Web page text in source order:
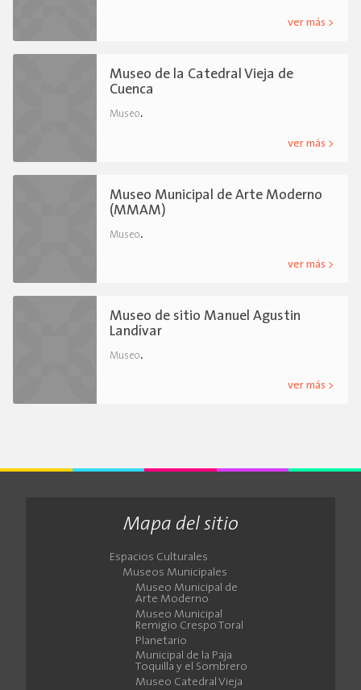
ver más >
Museo de la Catedral Vieja de
Cuenca
Museo.
ver más >
Museo Municipal de Arte Moderno
(MMAM)
Museo.
ver más >
Museo de sitio Manuel Agustin
Landívar
Museo.
ver más >
Mapa del sitio
Espacios Culturales
Museos Municipales
Museo Municipal de
Arte Moderno
Museo Municipal
Remigio Crespo Toral
Planetario
Municipal de la Paja
Toquilla y el Sombrero
Museo Catedral Vieja